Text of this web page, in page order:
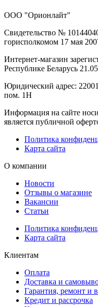
ООО "Орионлайт"
Свидетельство №
горисполкомом 17 мая
Интернет-магазин
Республике Беларусь
Юридический адрес:
пом. 1Н
Информация на сайте
является публичной
Политика
Карта сайта
О компании
Новости
Отзывы о магазине
Вакансии
Статьи
Политика
Карта сайта
Клиентам
Оплата
Доставка и
Гарантия, ремонт и
Кредит и рассрочка